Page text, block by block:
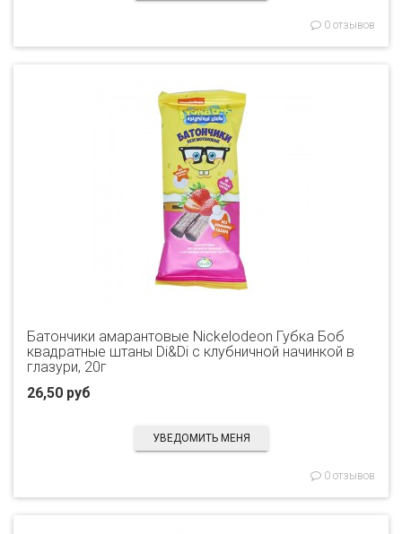
0 отзывов
Батончики амарантовые Nickelodeon Губка Боб
квадратные штаны Di&Di с клубничной начинкой в
глазури, 20г
26,50 руб
УВЕДОМИТЬ МЕНЯ
0 отзывов